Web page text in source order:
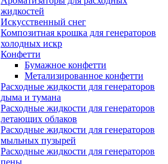
жидкостей
Искусственный снег
Композитная крошка для генераторов
холодных искр
Конфетти
Бумажное конфетти
Метализированное конфетти
Расходные жидкости для генераторов
дыма и тумана
Расходные жидкости для генераторов
летающих облаков
Расходные жидкости для генераторов
мыльных пузырей
Расходные жидкости для генераторов
пены